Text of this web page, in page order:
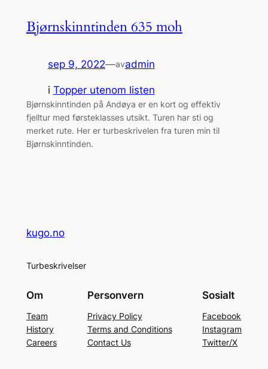
Bjørnskinntinden 635 moh
sep 9, 2022—avadmin
i Topper utenom listen
Bjørnskinntinden på Andøya er en kort og effektiv
fjelltur med førsteklasses utsikt. Turen har sti og
merket rute. Her er turbeskrivelen fra turen min til
Bjørnskinntinden.
kugo.no
Turbeskrivelser
Om
Team
History
Careers
Personvern
Privacy Policy
Terms and Conditions
Contact Us
Sosialt
Facebook
Instagram
Twitter/X